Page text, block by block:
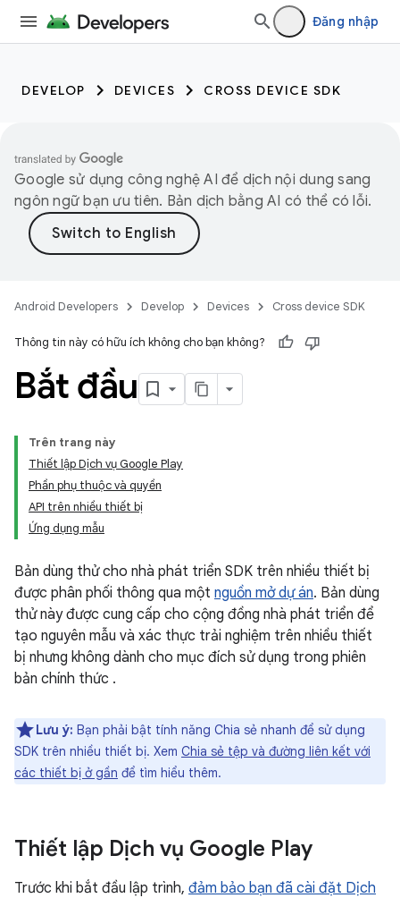
Đăng nhập
DEVELOP DEVICES CROSS DEVICE SDK
Google sử dụng công nghệ AI để dịch nội dung sang
ngôn ngữ bạn ưu tiên. Bản dịch bằng AI có thể có lỗi.
Android Developers Develop Devices Cross device SDK
Thông tin này có hữu ích không cho bạn không?
Bắt đầu
Trên trang này
Thiết lập Dịch vụ Google Play
Phần phụ thuộc và quyền
API trên nhiều thiết bị
Ứng dụng mẫu
Bản dùng thử cho nhà phát triển SDK trên nhiều thiết bị
được phân phối thông qua một nguồn mở dự án. Bản dùng
thử này được cung cấp cho cộng đồng nhà phát triển để
tạo nguyên mẫu và xác thực trải nghiệm trên nhiều thiết
bị nhưng không dành cho mục đích sử dụng trong phiên
bản chính thức .
Lưu ý: Bạn phải bật tính năng Chia sẻ nhanh để sử dụng
SDK trên nhiều thiết bị. Xem Chia sẻ tệp và đường liên kết với
các thiết bị ở gần để tìm hiểu thêm.
Thiết lập Dịch vụ Google Play
Trước khi bắt đầu lập trình, đảm bảo bạn đã cài đặt Dịch